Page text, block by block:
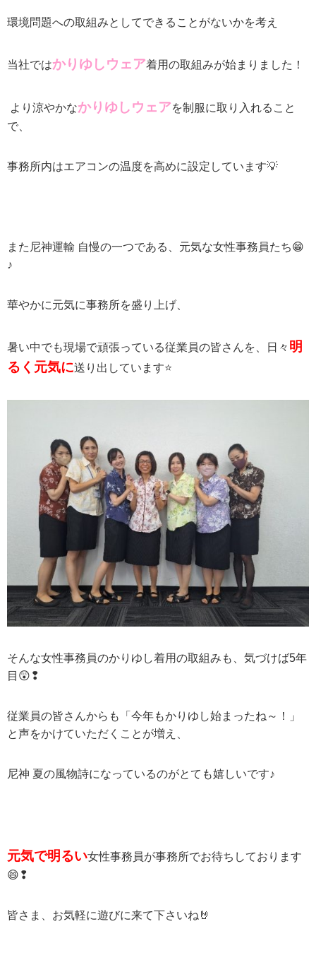
環境問題への取組みとしてできることがないかを考え
当社ではかりゆしウェア着用の取組みが始まりました！
より涼やかなかりゆしウェアを制服に取り入れること
で、
事務所内はエアコンの温度を高めに設定しています💡
また尼神運輸 自慢の一つである、元気な女性事務員たち😁
♪
華やかに元気に事務所を盛り上げ、
暑い中でも現場で頑張っている従業員の皆さんを、日々 明
るく元気に送り出しています⭐
そんな女性事務員のかりゆし着用の取組みも、気づけば5年
目😲❢
従業員の皆さんからも「今年もかりゆし始まったね～！」
と声をかけていただくことが増え、
尼神 夏の風物詩になっているのがとても嬉しいです♪
元気で明るい女性事務員が事務所でお待ちしております
😄❢
皆さま、お気軽に遊びに来て下さいね🤘